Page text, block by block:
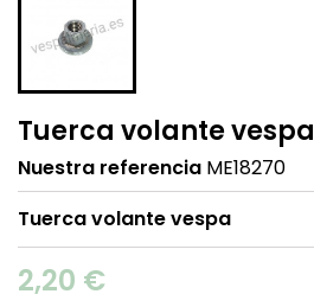
Tuerca volante vespa
Nuestra referencia ME18270
Tuerca volante vespa
2,20 €